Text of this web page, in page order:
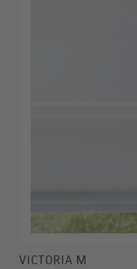
VICTORIA M